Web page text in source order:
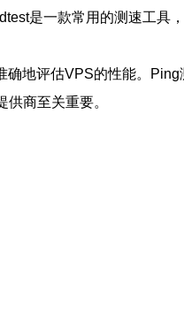
是一款常用的测速工具
地评估VPS的性能。
商至关重要。